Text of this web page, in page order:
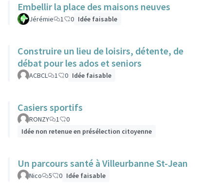
Embellir la place des maisons neuves
Jérémie 1 0 Idée faisable
Construire un lieu de loisirs, détente, de
débat pour les ados et seniors
ACBCL 1 0 Idée faisable
Casiers sportifs
RONZY 1
0
Idée non retenue en présélection citoyenne
Un parcours santé à Villeurbanne St-Jean
Nico 5 0 Idée faisable